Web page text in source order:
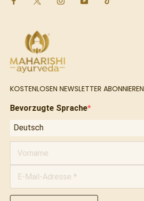
KOSTENLOSEN NEWSLETTER ABONNIEREN
Bevorzugte Sprache